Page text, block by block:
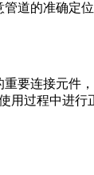
道的准确定
要连接元件
用过程中进行